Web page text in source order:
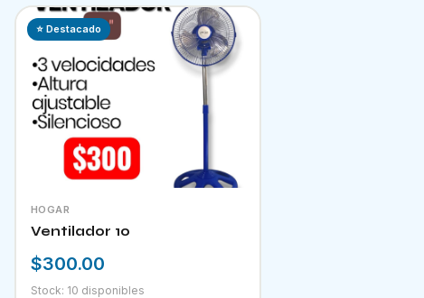
⭐ Destacado
HOGAR
Ventilador 10
$300.00
Stock: 10 disponibles